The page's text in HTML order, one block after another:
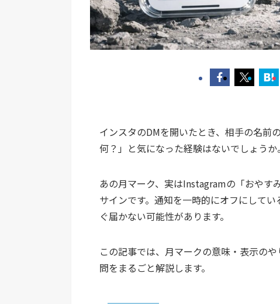
インスタのDMを開いたとき、相手の名前
何？」と気になった経験はないでしょうか。
あの月マーク、実はInstagramの「おやす
サインです。通知を一時的にオフにして
ぐ届かない可能性があります。
この記事では、月マークの意味・表示の
問をまるごと解説します。